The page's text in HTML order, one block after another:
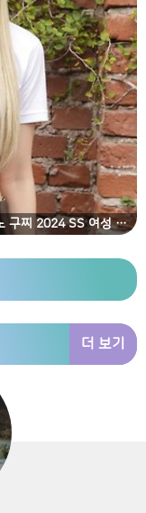
[HD] 뉴진스(NewJeans) 하니(HANNI) 밀라노 구찌 2024 SS 여성 패션쇼 고화질 화보
더 보기